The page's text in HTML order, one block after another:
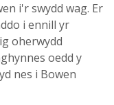
i'r swydd wag. Er
i ennill yr
oherwydd
oedd y
nes i Bowen